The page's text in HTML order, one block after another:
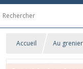
Accueil Au grenier